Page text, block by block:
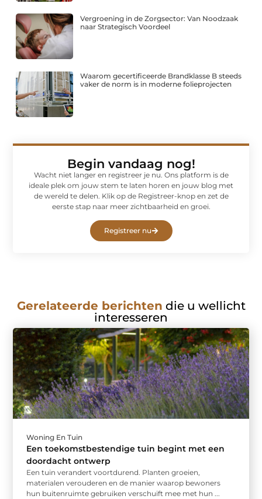
Vergroening in de Zorgsector: Van Noodzaak
naar Strategisch Voordeel
Waarom gecertificeerde Brandklasse B steeds
vaker de norm is in moderne folieprojecten
Begin vandaag nog!
Wacht niet langer en registreer je nu. Ons platform is de
ideale plek om jouw stem te laten horen en jouw blog met
de wereld te delen. Klik op de Registreer-knop en zet de
eerste stap naar meer zichtbaarheid en groei.
Registreer nu
Gerelateerde berichten die u wellicht
interesseren
Woning En Tuin
Een toekomstbestendige tuin begint met een
doordacht ontwerp
Een tuin verandert voortdurend. Planten groeien,
materialen verouderen en de manier waarop bewoners
hun buitenruimte gebruiken verschuift mee met hun ...